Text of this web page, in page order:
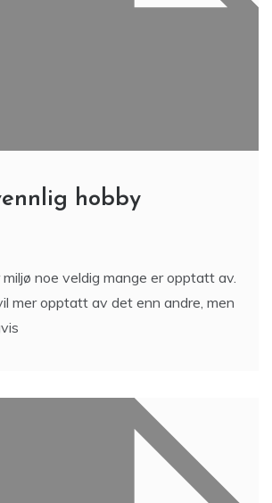
hobby
miljø noe veldig mange er opptatt av.
mer opptatt av det enn andre, men